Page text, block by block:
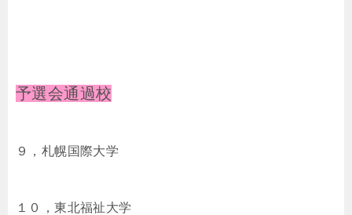
予選会通過校
９，札幌国際大学
１０，東北福祉大学